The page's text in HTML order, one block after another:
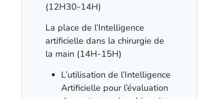
(12H30-14H)
La place de l’Intelligence
artificielle dans la chirurgie de
la main (14H-15H)
L’utilisation de l’Intelligence
Artificielle pour l’évaluation